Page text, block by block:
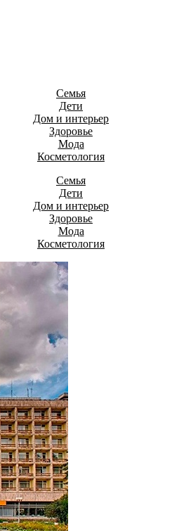
Семья
Дети
Дом и интерьер
Здоровье
Мода
Косметология
Семья
Дети
Дом и интерьер
Здоровье
Мода
Косметология